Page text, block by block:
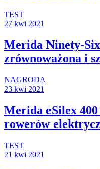
TEST
27 kwi 2021
Merida Ninety-
zrównoważona i
NAGRODA
23 kwi 2021
Merida eSilex
rowerów
TEST
21 kwi 2021